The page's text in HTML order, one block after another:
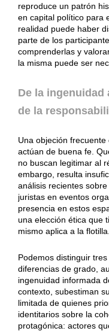
reproduce un patrón
en capital político para
realidad puede haber
parte de los
comprenderlas y
la misma puede ser
De la
de la
Una objeción
actúan de buena fe.
no buscan legitimar al
embargo, resulta
análisis recientes
juristas en eventos
presencia en estos
una elección ética que
mismo aplica a la flotilla.
Podemos distinguir
diferencias de grado,
ingenuidad informada
contexto, subestiman
limitada de quienes
identitarios sobre la
protagónica: actores